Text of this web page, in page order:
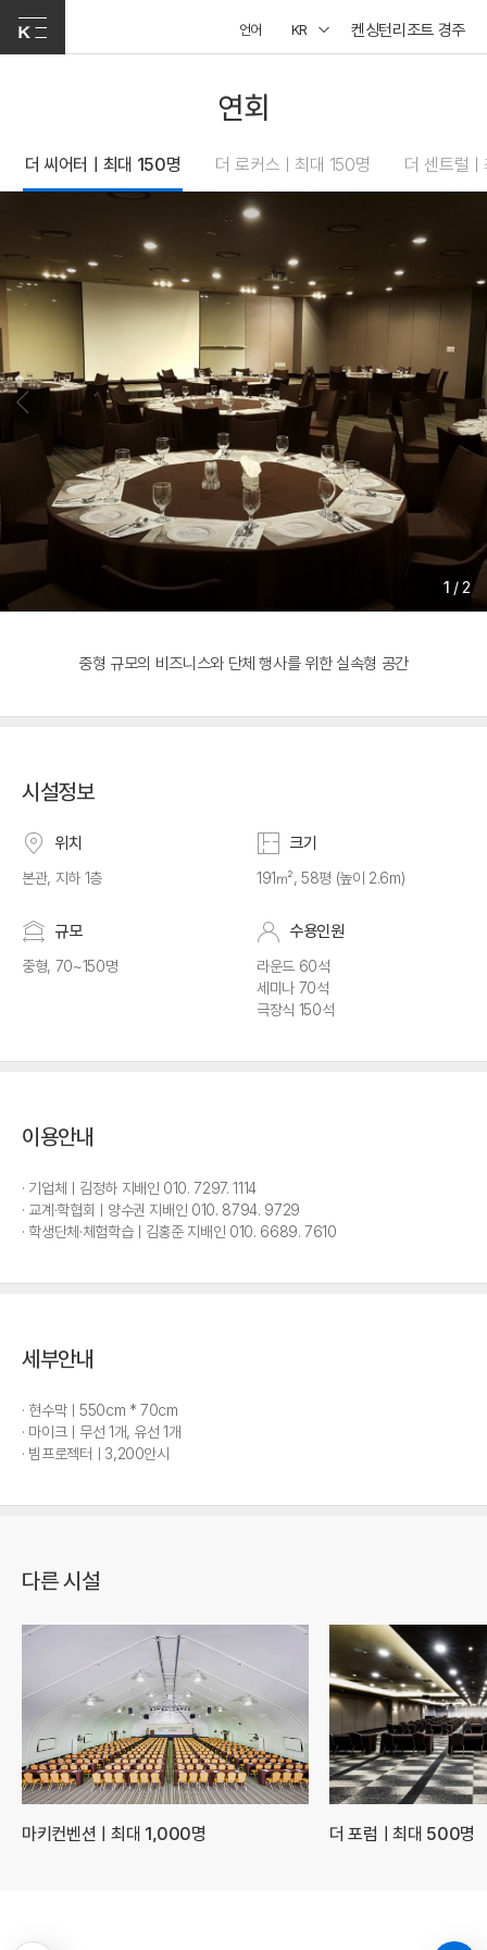
언어 KR 켄싱턴리조트 경주
연회
더 씨어터ㅣ최대 150명 더 로커스ㅣ최대 150명 더 센트럴
1 /2
중형 규모의 비즈니스와 단체 행사를 위한 실속형 공간
시설정보
위치
본관, 지하 1층
크기
191㎡, 58평 (높이 2.6m)
규모
중형, 70~150명
수용인원
라운드 60석
세미나 70석
극장식 150석
이용안내
기업체ㅣ김정하 지배인 010. 7297. 1114
교계·학협회ㅣ양수권 지배인 010. 8794. 9729
학생단체·체험학습ㅣ김홍준 지배인 010. 6689. 7610
세부안내
현수막ㅣ550cm * 70cm
마이크ㅣ무선 1개, 유선 1개
빔프로젝터ㅣ3,200안시
다른 시설
마키컨벤션ㅣ최대 1,000명 더 포럼ㅣ최대 500명